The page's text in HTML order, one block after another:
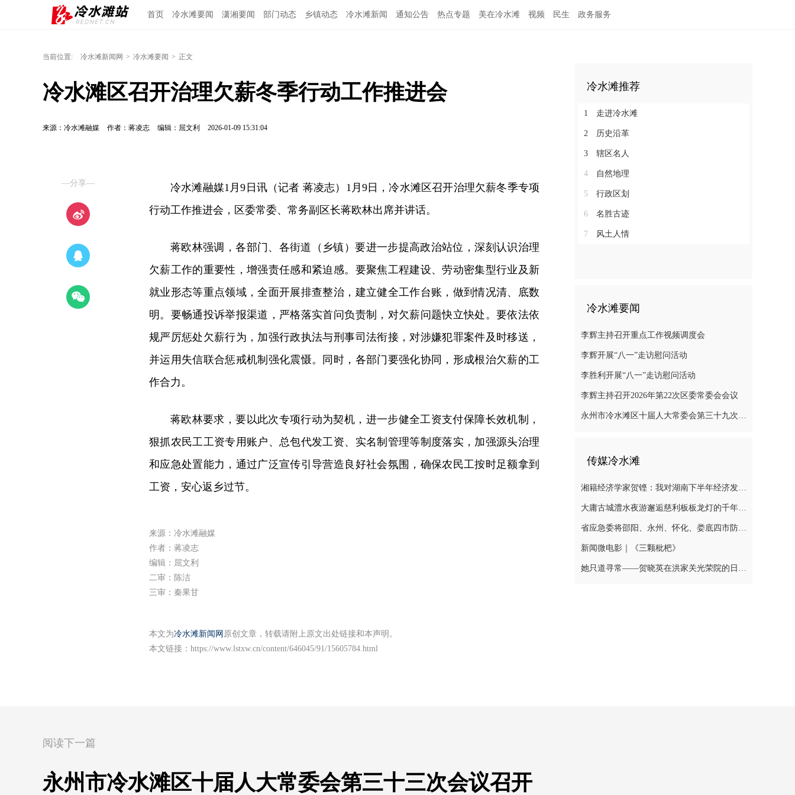
首页 冷水滩要闻 潇湘要闻 部门动态 乡镇动态 冷水滩新闻 通知公告 热点专题 美在冷水滩 视频 民生 政务服务
当前位置: 冷水滩新闻网 > 冷水滩要闻 > 正文
冷水滩区召开治理欠薪冬季行动工作推进会
来源：冷水滩融媒 作者：蒋凌志 编辑：屈文利 2026-01-09 15:31:04
—分享—
冷水滩融媒1月9日讯（记者 蒋凌志）1月9日，冷水滩区召开治理欠薪冬季专项
行动工作推进会，区委常委、常务副区长蒋欧林出席并讲话。
蒋欧林强调，各部门、各街道（乡镇）要进一步提高政治站位，深刻认识治理
欠薪工作的重要性，增强责任感和紧迫感。要聚焦工程建设、劳动密集型行业及新
就业形态等重点领域，全面开展排查整治，建立健全工作台账，做到情况清、底数
明。要畅通投诉举报渠道，严格落实首问负责制，对欠薪问题快立快处。要依法依
规严厉惩处欠薪行为，加强行政执法与刑事司法衔接，对涉嫌犯罪案件及时移送，
并运用失信联合惩戒机制强化震慑。同时，各部门要强化协同，形成根治欠薪的工
作合力。
蒋欧林要求，要以此次专项行动为契机，进一步健全工资支付保障长效机制，
狠抓农民工工资专用账户、总包代发工资、实名制管理等制度落实，加强源头治理
和应急处置能力，通过广泛宣传引导营造良好社会氛围，确保农民工按时足额拿到
工资，安心返乡过节。
来源：冷水滩融媒
作者：蒋凌志
编辑：屈文利
二审：陈洁
三审：秦果甘
本文为冷水滩新闻网 原创文章，转载请附上原文出处链接和本声明。
本文链接： https://www.lstxw.cn/content/646045/91/15605784.html
冷水滩推荐
1 走进冷水滩
2 历史沿革
3 辖区名人
4 自然地理
5 行政区划
6 名胜古迹
7 风土人情
冷水滩要闻
李辉主持召开重点工作视频调度会
李辉开展“八一”走访慰问活动
李胜利开展“八一”走访慰问活动
李辉主持召开2026年第22次区委常委会会议
永州市冷水滩区十届人大常委会第三十九次会议召开
传媒冷水滩
湘籍经济学家贺铿：我对湖南下半年经济发展有信心
大庸古城澧水夜游邂逅慈利板板龙灯的千年浪漫
省应急委将邵阳、永州、怀化、娄底四市防汛抗灾应急响应提升至三级
新闻微电影｜《三颗枇杷》
她只道寻常——贺晓英在洪家关光荣院的日与夜
阅读下一篇
永州市冷水滩区十届人大常委会第三十三次会议召开